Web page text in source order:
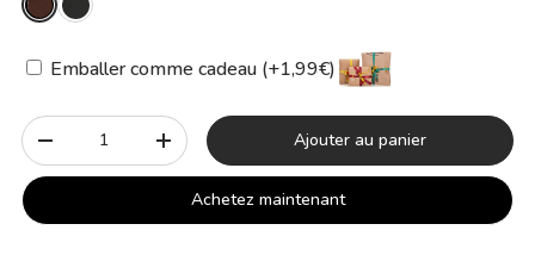
Emballer comme cadeau (+1,99€)
Qté
-
+ Ajouter au panier
Achetez maintenant